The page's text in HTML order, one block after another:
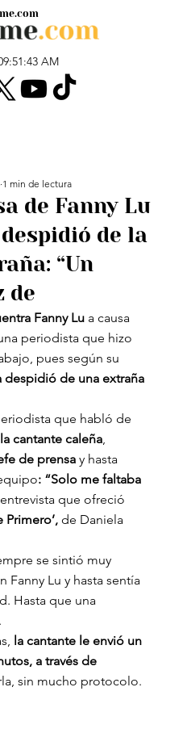
AM
de Fanny Lu
de la
“Un
de
1 min de lectura
Fanny Lu a causa
periodista que hizo
pues según su
despidió de una extraña
que habló de
cantante caleña,
de prensa y hasta
: “Solo me faltaba
que ofreció
Primero’, de Daniela
se sintió muy
Fanny Lu y hasta sentía
Hasta que una
la cantante le envió un
a través de
sin mucho protocolo.